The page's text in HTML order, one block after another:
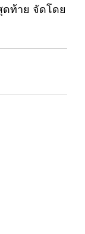
ท้าย จัดโดย